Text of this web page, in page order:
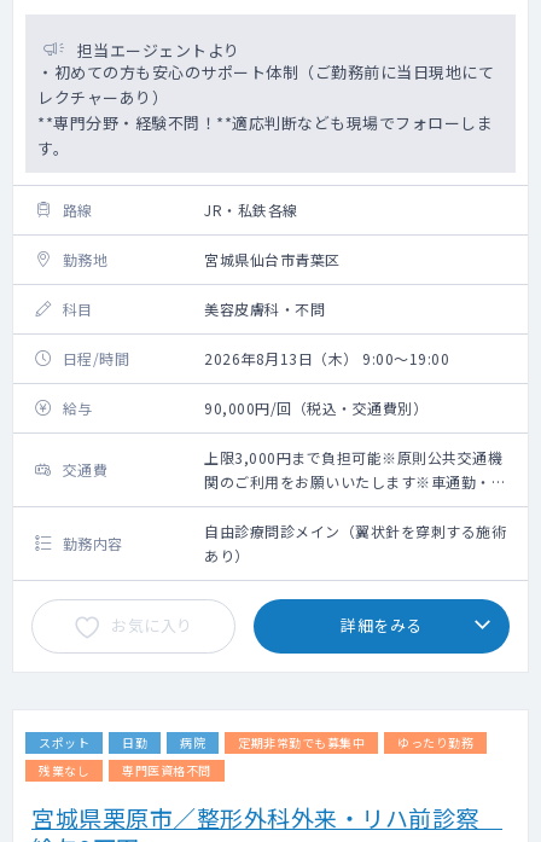
担当エージェントより
・初めての方も安心のサポート体制（ご勤務前に当日現地にて
レクチャーあり）
**専門分野・経験不問！**適応判断なども現場でフォローしま
す。
路線 JR・私鉄各線
勤務地 宮城県仙台市青葉区
科目 美容皮膚科・不問
日程/時間 2026年8月13日（木） 9:00～19:00
給与 90,000円/回（税込・交通費別）
交通費
上限3,000円まで負担可能※原則公共交通機
関のご利用をお願いいたします※車通勤・タ
クシー利用要相談
勤務内容
自由診療問診メイン（翼状針を穿刺する施術
あり）
お気に入り 詳細をみる
スポット 日勤 病院 定期非常勤でも募集中
ゆったり勤務
残業なし
専門医資格不問
宮城県栗原市／整形外科外来・リハ前診察